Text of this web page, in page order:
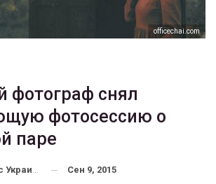
officechai.com
фотограф снял
фотосессию о
паре
Сен 9, 2015